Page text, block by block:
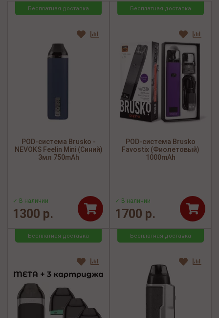
Бесплатная доставка
POD-система Brusko -
NEVOKS Feelin Mini (Синий)
3мл 750mAh
✓ В наличии
1300 р.
Бесплатная доставка
POD-система Brusko
Favostix (Фиолетовый)
1000mAh
✓ В наличии
1700 р.
Бесплатная доставка Бесплатная доставка